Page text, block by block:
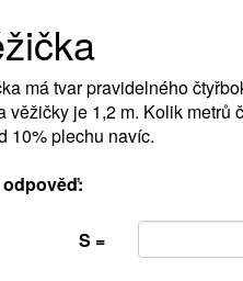
má tvar pravidelného
věžičky je 1,2 m. Kolik metrů
10% plechu navíc.
odpověď:
S =